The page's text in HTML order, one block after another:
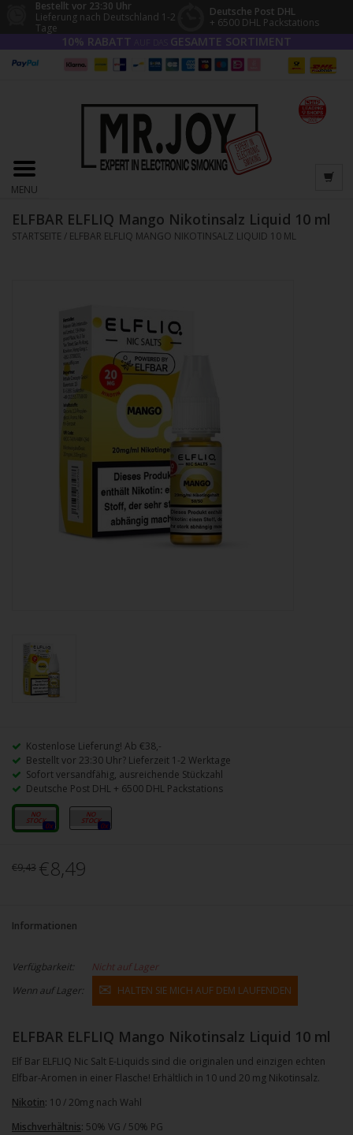
Bestellt vor 23:30 Uhr
Lieferung nach Deutschland 1-2
Tage
Deutsche Post DHL
+ 6500 DHL Packstations
10% RABATT GESAMTE SORTIMENT
MENU
ELFBAR ELFLIQ Mango Nikotinsalz Liquid 10 ml
STARTSEITE / ELFBAR ELFLIQ MANGO NIKOTINSALZ LIQUID 10 ML
Kostenlose Lieferung! Ab €38,-
Bestellt vor 23:30 Uhr? Lieferzeit 1-2 Werktage
Sofort versandfähig, ausreichende Stückzahl
Deutsche Post DHL + 6500 DHL Packstations
10mg
0x
20mg
0x
€9,43 €8,49
Informationen
Verfügbarkeit:
Nicht auf Lager
Wenn auf Lager:
HALTEN SIE MICH AUF DEM LAUFENDEN
ELFBAR ELFLIQ Mango Nikotinsalz Liquid 10 ml
Elf Bar ELFLIQ Nic Salt E-Liquids sind die originalen und einzigen echten
Elfbar-Aromen in einer Flasche! Erhältlich in 10 und 20 mg Nikotinsalz.
Nikotin: 10 / 20mg nach Wahl
Mischverhältnis: 50% VG / 50% PG